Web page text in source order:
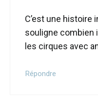
C’est une histoire
souligne combien
les cirques avec
Répondre